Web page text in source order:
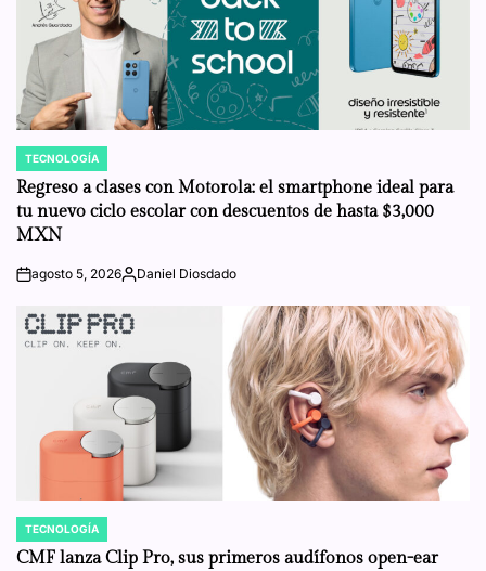
POSTED
IN
TECNOLOGÍA
Regreso a clases con Motorola: el smartphone ideal para
tu nuevo ciclo escolar con descuentos de hasta $3,000
MXN
onagosto 5, 2026Posted
Daniel Diosdado
POSTED
IN
TECNOLOGÍA
CMF lanza Clip Pro, sus primeros audífonos open-ear